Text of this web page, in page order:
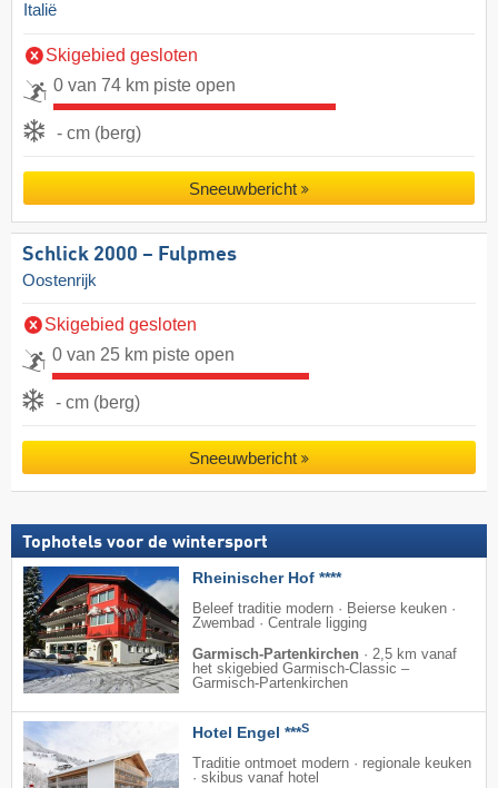
Italië
Skigebied gesloten
0 van 74 km piste open
- cm (berg)
Sneeuwbericht
Schlick 2000 – Fulpmes
Oostenrijk
Skigebied gesloten
0 van 25 km piste open
- cm (berg)
Sneeuwbericht
Tophotels voor de wintersport
Rheinischer Hof ****
Beleef traditie modern · Beierse keuken ·
Zwembad · Centrale ligging
Garmisch-Partenkirchen · 2,5 km vanaf
het skigebied Garmisch-Classic –
Garmisch-Partenkirchen
Hotel Engel ***S
Traditie ontmoet modern · regionale keuken
· skibus vanaf hotel